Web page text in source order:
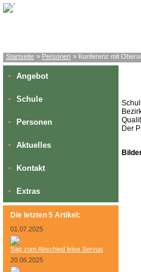
Startseite » Personen » Konferenz mit
» Angebot
» Schule
» Personen
» Aktuelles
» Kontakt
» Extras
Die letzten 5 Artikel:
01.07.2025
Sag zum Abschied leise Servus
20.06.2025
Der